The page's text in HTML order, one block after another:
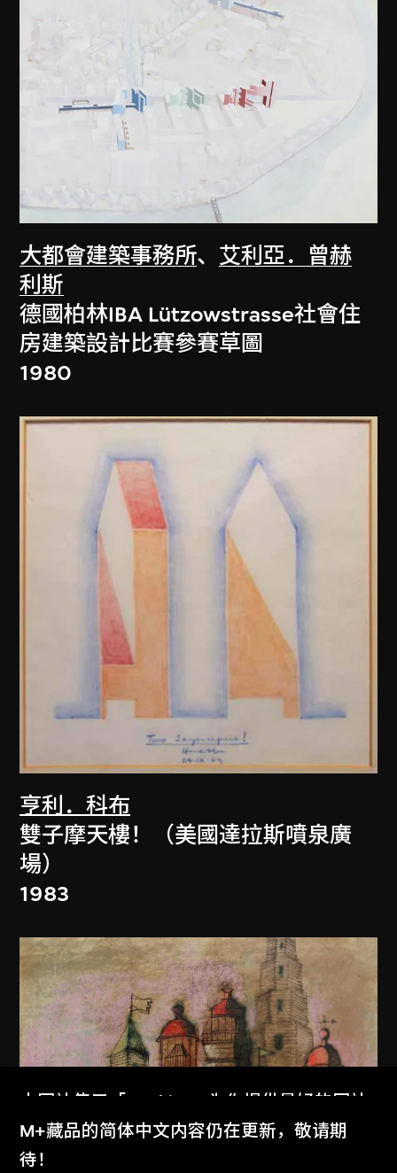
大都會建築事務所、 艾利亞．曾赫
利斯
德國柏林IBA Lützowstrasse社會住
房建築設計比賽參賽草圖
1980
亨利．科布
雙子摩天樓！（美國達拉斯噴泉廣
場）
1983
本网站使用「Cookies」为你提供最好的网站
体验。
了解更多
M+藏品的简体中文内容仍在更新，敬请期
待！